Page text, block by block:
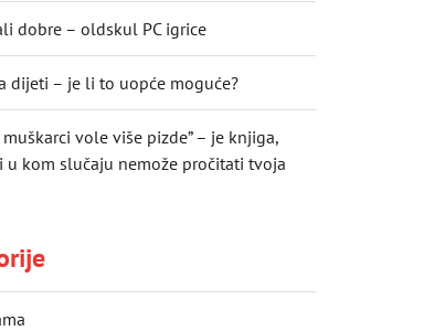
dobre – oldskul PC igrice
dijeti – je li to uopće moguće?
muškarci vole više pizde” – je knjiga,
u kom slučaju nemože pročitati tvoja